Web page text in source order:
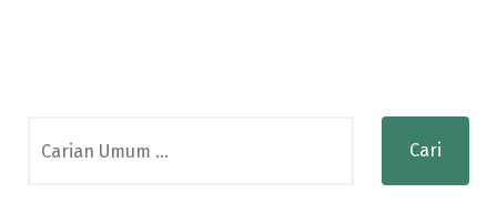
for: